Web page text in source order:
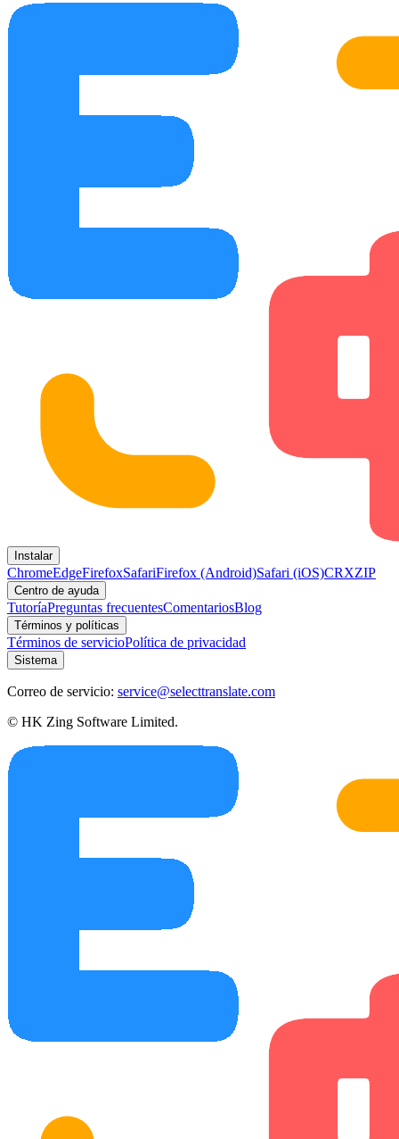
Instalar
ChromeEdgeFirefoxSafariFirefox (Android)Safari (iOS)CRXZIP
Centro de ayuda
TutoríaPreguntas frecuentesComentariosBlog
Términos y políticas
Términos de servicioPolítica de privacidad
Sistema
Correo de servicio: service@selecttranslate.com
© HK Zing Software Limited.